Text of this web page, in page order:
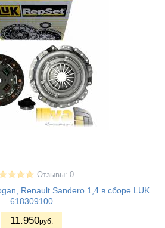
Отзывы: 0
Renault Sandero 1,4 в сборе LUK
618309100
11.950руб.